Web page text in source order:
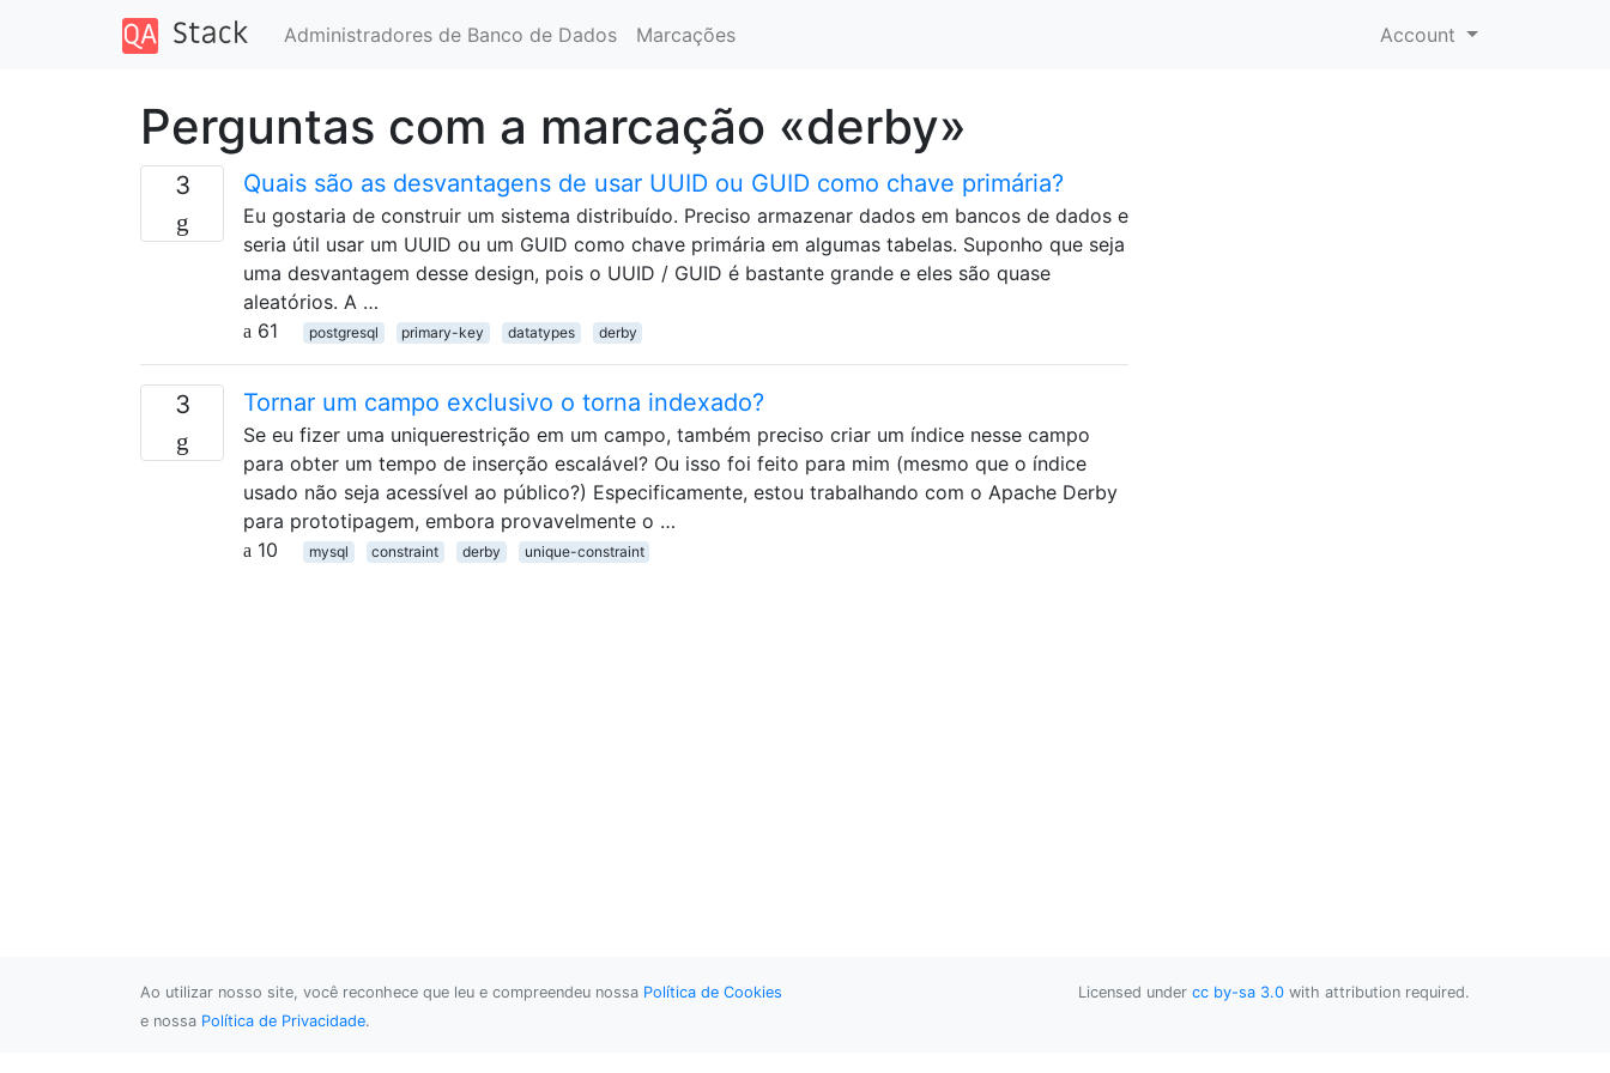
Administradores de Banco de Dados Marcações Account
Perguntas com a marcação «derby»
3 Quais são as desvantagens de usar UUID ou GUID como chave primária?
Eu gostaria de construir um sistema distribuído. Preciso armazenar dados em bancos de dados e
seria útil usar um UUID ou um GUID como chave primária em algumas tabelas. Suponho que seja
uma desvantagem desse design, pois o UUID / GUID é bastante grande e eles são quase
aleatórios. A …
61
postgresql primary-key datatypes derby
3 Tornar um campo exclusivo o torna indexado?
Se eu fizer uma uniquerestrição em um campo, também preciso criar um índice nesse campo
para obter um tempo de inserção escalável? Ou isso foi feito para mim (mesmo que o índice
usado não seja acessível ao público?) Especificamente, estou trabalhando com o Apache Derby
para prototipagem, embora provavelmente o …
10
mysql constraint derby unique-constraint
Ao utilizar nosso site, você reconhece que leu e compreendeu nossa Política de Cookies
e nossa Política de Privacidade.
Licensed under cc by-sa 3.0 with attribution required.